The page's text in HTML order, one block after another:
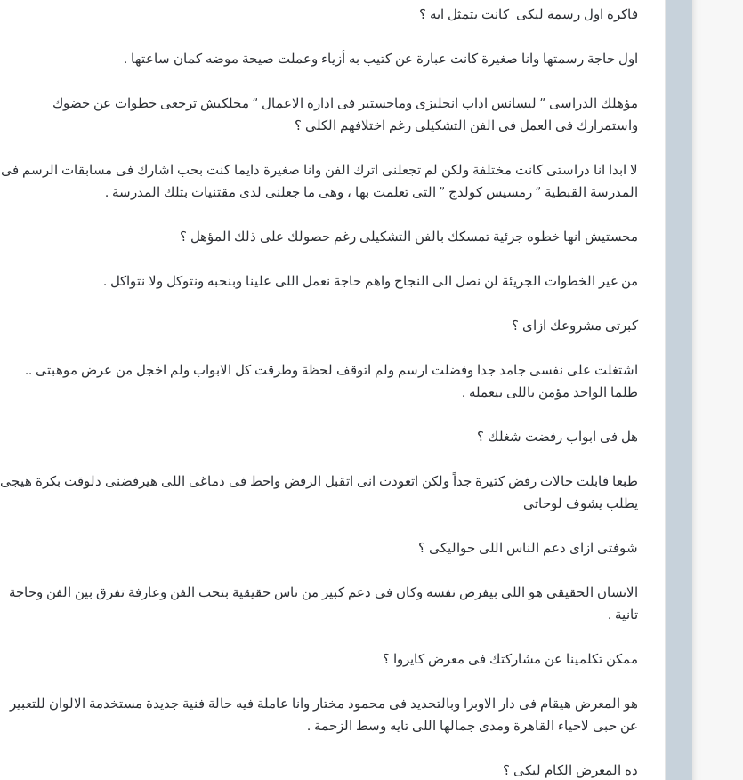
فاكرة اول رسمة ليكى كانت بتمثل ايه ؟
اول حاجة رسمتها وانا صغيرة كانت عبارة عن كتيب به أزياء وعملت صيحة موضه كمان ساعتها .
مؤهلك الدراسى ” ليسانس اداب انجليزى وماجستير فى ادارة الاعمال ” مخلكيش ترجعى خطوات عن خضوك
واستمرارك فى العمل فى الفن التشكيلى رغم اختلافهم الكلي ؟
لا ابدا انا دراستى كانت مختلفة ولكن لم تجعلنى اترك الفن وانا صغيرة دايما كنت بحب اشارك فى مسابقات الرسم فى
المدرسة القبطية ” رمسيس كولدج ” التى تعلمت بها ، وهى ما جعلنى لدى مقتنيات بتلك المدرسة .
محستيش انها خطوه جرئية تمسكك بالفن التشكيلى رغم حصولك على ذلك المؤهل ؟
من غير الخطوات الجريئة لن نصل الى النجاح واهم حاجة نعمل اللى علينا وبنحبه ونتوكل ولا نتواكل .
كبرتى مشروعك ازاى ؟
اشتغلت على نفسى جامد جدا وفضلت ارسم ولم اتوقف لحظة وطرقت كل الابواب ولم اخجل من عرض موهبتى ..
طلما الواحد مؤمن باللى بيعمله .
هل فى ابواب رفضت شغلك ؟
طبعا قابلت حالات رفض كثيرة جداً ولكن اتعودت انى اتقبل الرفض واحط فى دماغى اللى هيرفضنى دلوقت بكرة هيجى
يطلب يشوف لوحاتى
شوفتى ازاى دعم الناس اللى حواليكى ؟
الانسان الحقيقى هو اللى بيفرض نفسه وكان فى دعم كبير من ناس حقيقية بتحب الفن وعارفة تفرق بين الفن وحاجة
تانية .
ممكن تكلمينا عن مشاركتك فى معرض كايروا ؟
هو المعرض هيقام فى دار الاوبرا وبالتحديد فى محمود مختار وانا عاملة فيه حالة فنية جديدة مستخدمة الالوان للتعبير
عن حبى لاحياء القاهرة ومدى جمالها اللى تايه وسط الزحمة .
ده المعرض الكام ليكى ؟